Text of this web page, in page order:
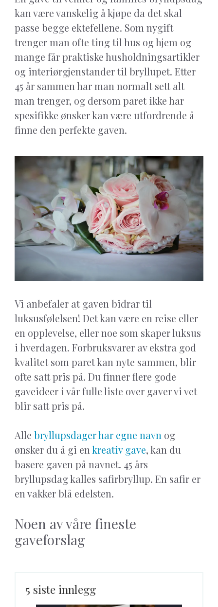
kan være vanskelig å kjøpe da det skal
passe begge ektefellene. Som nygift
trenger man ofte ting til hus og hjem og
mange får praktiske husholdningsartikler
og interiørgjenstander til bryllupet. Etter
45 år sammen har man normalt sett alt
man trenger, og dersom paret ikke har
spesifikke ønsker kan være utfordrende å
finne den perfekte gaven.
Vi anbefaler at gaven bidrar til
luksusfølelsen! Det kan være en reise eller
en opplevelse, eller noe som skaper luksus
i hverdagen. Forbruksvarer av ekstra god
kvalitet som paret kan nyte sammen, blir
ofte satt pris på. Du finner flere gode
gaveideer i vår fulle liste over gaver vi vet
blir satt pris på.
Alle bryllupsdager har egne navn og
ønsker du å gi en kreativ gave, kan du
basere gaven på navnet. 45 års
bryllupsdag kalles safirbryllup. En safir er
en vakker blå edelsten.
Noen av våre fineste
gaveforslag
5 siste innlegg